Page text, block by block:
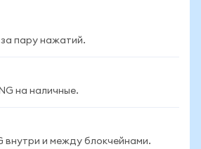
за пару нажатий.
на наличные.
внутри и между блокчейнами.